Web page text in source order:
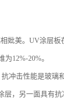
妣美。UV涂层
12%-20%。
冲击性能是玻璃
，另一面具有